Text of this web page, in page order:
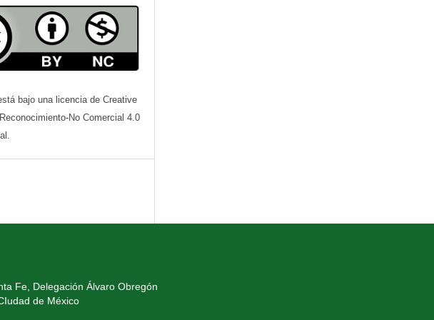
bajo una licencia de Creative
No Comercial 4.0
Fe, Delegación Álvaro Obregón
de México